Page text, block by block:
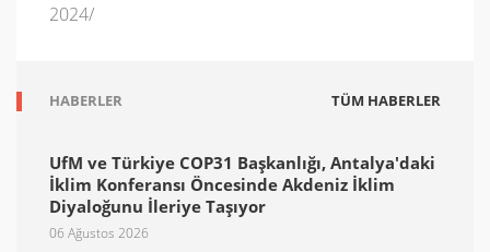
2024/
HABERLER TÜM HABERLER
UfM ve Türkiye COP31 Başkanlığı, Antalya'daki
İklim Konferansı Öncesinde Akdeniz İklim
Diyaloğunu İleriye Taşıyor
06 Ağustos 2026